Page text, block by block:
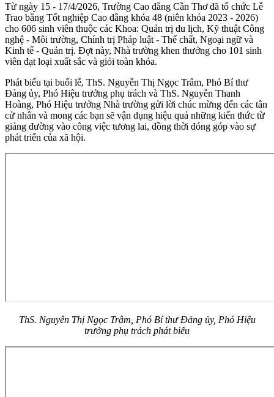
Từ ngày 15 - 17/4/2026, Trường Cao đẳng Cần Thơ đã tổ chức Lễ
Trao bằng Tốt nghiệp Cao đẳng khóa 48 (niên khóa 2023 - 2026)
cho 606 sinh viên thuộc các Khoa: Quản trị du lịch, Kỹ thuật Công
nghệ - Môi trường, Chính trị Pháp luật - Thể chất, Ngoại ngữ và
Kinh tế - Quản trị. Đợt này, Nhà trường khen thưởng cho 101 sinh
viên đạt loại xuất sắc và giỏi toàn khóa.
Phát biểu tại buổi lễ, ThS. Nguyễn Thị Ngọc Trâm, Phó Bí thư
Đảng ủy, Phó Hiệu trưởng phụ trách và ThS. Nguyễn Thanh
Hoàng, Phó Hiệu trưởng Nhà trường gửi lời chúc mừng đến các tân
cử nhân và mong các bạn sẽ vận dụng hiệu quả những kiến thức từ
giảng đường vào công việc tương lai, đồng thời đóng góp vào sự
phát triển của xã hội.
ThS. Nguyễn Thị Ngọc Trâm, Phó Bí thư Đảng ủy, Phó Hiệu
trưởng phụ trách phát biểu